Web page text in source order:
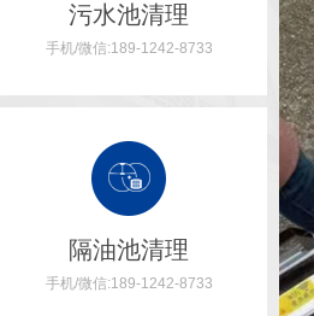
污水池清理
手机/微信:189-1242-8733
隔油池清理
手机/微信:189-1242-8733